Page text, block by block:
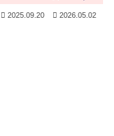
2025.09.20 2026.05.02